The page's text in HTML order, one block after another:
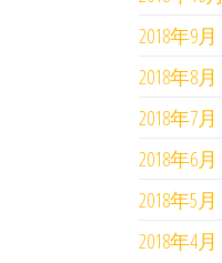
2018年9月
2018年8月
2018年7月
2018年6月
2018年5月
2018年4月